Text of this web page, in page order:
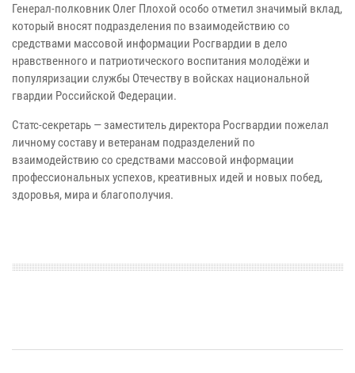
Генерал-полковник Олег Плохой особо отметил значимый вклад,
который вносят подразделения по взаимодействию со
средствами массовой информации Росгвардии в дело
нравственного и патриотического воспитания молодёжи и
популяризации службы Отечеству в войсках национальной
гвардии Российской Федерации.
Статс-секретарь — заместитель директора Росгвардии пожелал
личному составу и ветеранам подразделений по
взаимодействию со средствами массовой информации
профессиональных успехов, креативных идей и новых побед,
здоровья, мира и благополучия.